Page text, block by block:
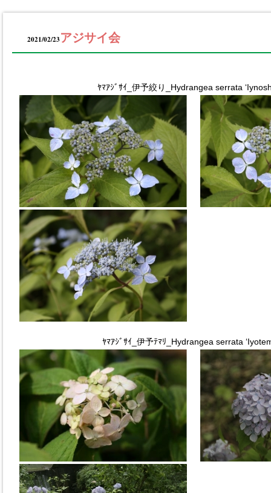
2021/02/23アジサイ会
ﾔﾏｱｼﾞｻｲ_伊予絞り_Hydrangea serrata
ﾔﾏｱｼﾞｻｲ_伊予ﾃﾏﾘ_Hydrangea serrata